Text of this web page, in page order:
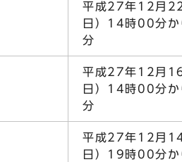
平成27年12月
日）14時00分
分
平成27年12月
日）14時00分
分
平成27年12月
日）19時00分